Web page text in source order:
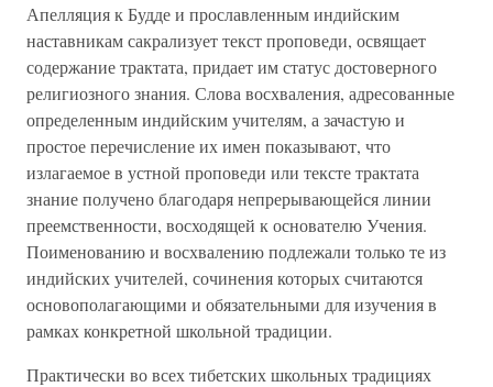
Апелляция к Будде и прославленным индийским
наставникам сакрализует текст проповеди, освящает
содержание трактата, придает им статус достоверного
религиозного знания. Слова восхваления, адресованные
определенным индийским учителям, а зачастую и
простое перечисление их имен показывают, что
излагаемое в устной проповеди или тексте трактата
знание получено благодаря непрерывающейся линии
преемственности, восходящей к основателю Учения.
Поименованию и восхвалению подлежали только те из
индийских учителей, сочинения которых считаются
основополагающими и обязательными для изучения в
рамках конкретной школьной традиции.
Практически во всех тибетских школьных традициях